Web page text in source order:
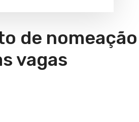
de
vagas